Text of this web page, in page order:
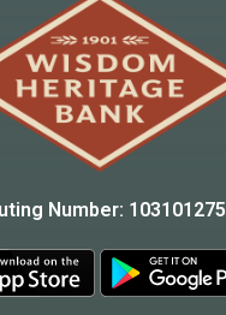
Number: 103101275